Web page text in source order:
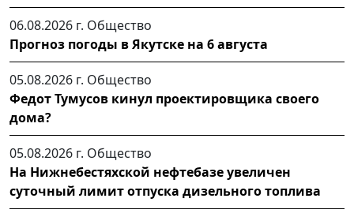
06.08.2026 г. Общество
Прогноз погоды в Якутске на 6 августа
05.08.2026 г. Общество
Федот Тумусов кинул проектировщика своего
дома?
05.08.2026 г. Общество
На Нижнебестяхской нефтебазе увеличен
суточный лимит отпуска дизельного топлива